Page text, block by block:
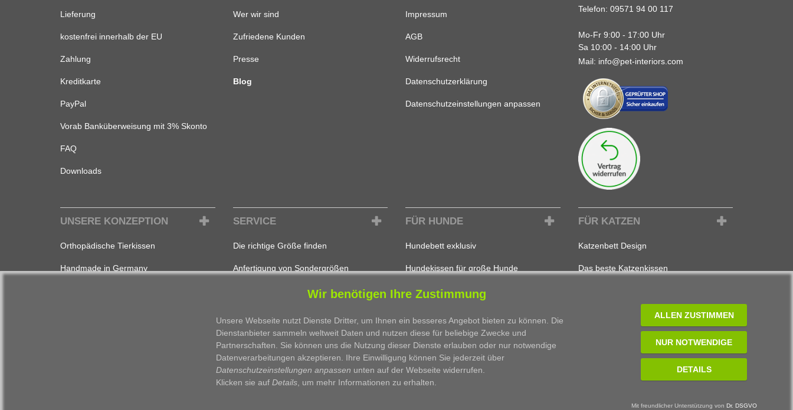
Lieferung
kostenfrei innerhalb der EU
Zahlung
Kreditkarte
PayPal
Vorab Banküberweisung mit 3% Skonto
FAQ
Downloads
Wer wir sind
Zufriedene Kunden
Presse
Blog
Impressum
AGB
Widerrufsrecht
Datenschutzerklärung
Datenschutzeinstellungen anpassen
Telefon: 09571 94 00 117
Mo-Fr 9:00 - 17:00 Uhr
Sa 10:00 - 14:00 Uhr
Mail: info@pet-interiors.com
UNSERE KONZEPTION
Orthopädische Tierkissen
Handmade in Germany
SERVICE
Die richtige Größe finden
Anfertigung von Sondergrößen
Mit Namen besticken
FÜR HUNDE
Hundebett exklusiv
Hundekissen für große Hunde
Der Hundekorb für meinen Hund
Unsere besten Hundematten
Hundebett Echtleder
FÜR KATZEN
Katzenbett Design
Das beste Katzenkissen
Das allerbeste Katzenbett
Eine Katzenhöhle zum Verlieben
Wir benötigen Ihre Zustimmung
Unsere Webseite nutzt Dienste Dritter, um Ihnen ein besseres Angebot bieten zu können. Die
Dienstanbieter sammeln weltweit Daten und nutzen diese für beliebige Zwecke und
Partnerschaften. Sie können uns die Nutzung dieser Dienste erlauben oder nur notwendige
Datenverarbeitungen akzeptieren. Ihre Einwilligung können Sie jederzeit über
Datenschutzeinstellungen anpassen unten auf der Webseite widerrufen.
Klicken sie auf Details , um mehr Informationen zu erhalten.
ALLEN ZUSTIMMEN
NUR NOTWENDIGE
DETAILS
Mit freundlicher Unterstützung von Dr. DSGVO